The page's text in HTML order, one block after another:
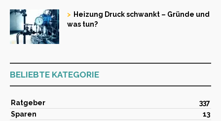
Heizung Druck schwankt – Gründe und
was tun?
BELIEBTE KATEGORIE
Ratgeber
337
Sparen
13